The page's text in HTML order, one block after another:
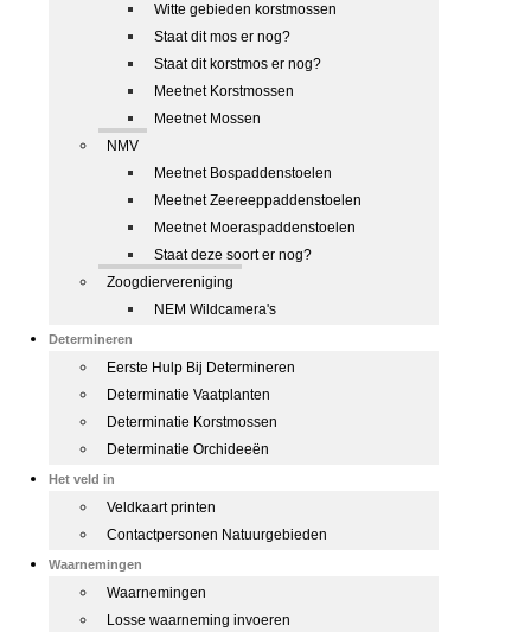
Witte gebieden korstmossen
Staat dit mos er nog?
Staat dit korstmos er nog?
Meetnet Korstmossen
Meetnet Mossen
NMV
Meetnet Bospaddenstoelen
Meetnet Zeereeppaddenstoelen
Meetnet Moeraspaddenstoelen
Staat deze soort er nog?
Zoogdiervereniging
NEM Wildcamera's
Determineren
Eerste Hulp Bij Determineren
Determinatie Vaatplanten
Determinatie Korstmossen
Determinatie Orchideeën
Het veld in
Veldkaart printen
Contactpersonen Natuurgebieden
Waarnemingen
Waarnemingen
Losse waarneming invoeren